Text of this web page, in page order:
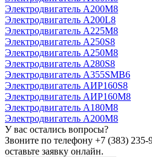
Электродвигатель А200М8
Электродвигатель А200L8
Электродвигатель А225М8
Электродвигатель А250S8
Электродвигатель А250М8
Электродвигатель А280S8
Электродвигатель А355SМВ6
Электродвигатель АИР160S8
Электродвигатель АИР160М8
Электродвигатель А180М8
Электродвигатель А200М8
У вас остались вопросы?
Звоните по телефону +7 (383) 235-
оставьте заявку онлайн.